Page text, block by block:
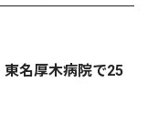
名厚木病院で25